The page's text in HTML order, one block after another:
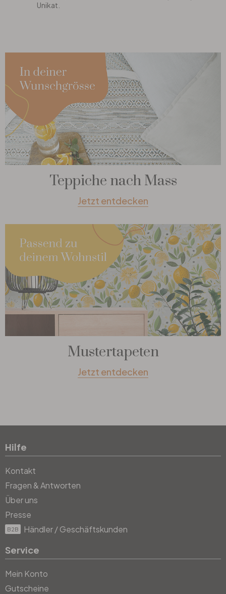
Unikat.
Teppiche nach Mass
Jetzt entdecken
Mustertapeten
Jetzt entdecken
Hilfe
Kontakt
Fragen & Antworten
Über uns
Presse
B2B Händler / Geschäftskunden
Service
Mein Konto
Gutscheine